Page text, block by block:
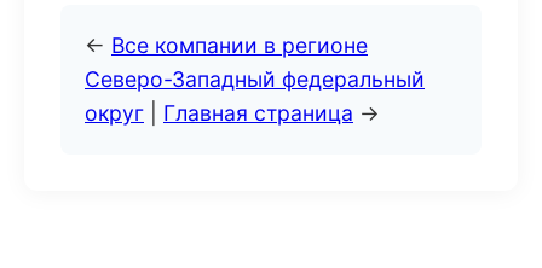
← Все компании в регионе
Северо-Западный федеральный
округ
Главная страница →